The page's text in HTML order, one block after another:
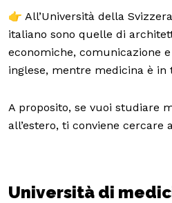
👉 All’Università della
italiano sono quelle di
economiche, comunicazione
inglese, mentre medicina è in
A proposito, se vuoi studiare
all’estero, ti conviene cercare
Università di